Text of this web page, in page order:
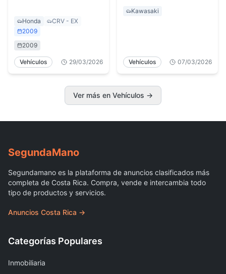
Honda
CRV - EX
2009
2009
Vehículos 29/03/2026
Kawasaki
Vehículos 07/03/2026
Ver más en Vehículos →
SegundaMano
Segundamano es la plataforma de anuncios clasificados más
completa de Costa Rica. Compra, vende e intercambia todo
tipo de productos y servicios.
Anuncios Costa Rica →
Categorías Populares
Inmobiliaria